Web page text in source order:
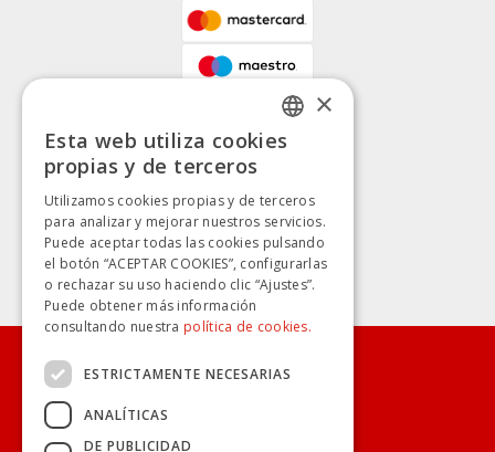
CONÓCENOS
TRANSPARENCIA
SPANISH
×
Esta web utiliza cookies
propias y de terceros
Utilizamos cookies propias y de terceros
para analizar y mejorar nuestros servicios.
Puede aceptar todas las cookies pulsando
el botón “ACEPTAR COOKIES”, configurarlas
o rechazar su uso haciendo clic “Ajustes”.
Puede obtener más información
consultando nuestra política de cookies.
ESTRICTAMENTE NECESARIAS
ANALÍTICAS
DE PUBLICIDAD